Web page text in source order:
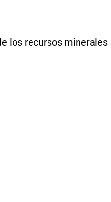
los recursos